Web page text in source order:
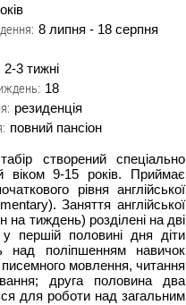
8 липня - 18 серпня
2-3 тижні
18
резиденція
повний пансіон
створений спеціально
віком 9-15 років. Приймає
рівня англійської
Заняття англійської
на тиждень) розділені на дві
у першій половині дня діти
над поліпшенням навичок
писемного мовлення, читання
друга половина два
для роботи над загальним